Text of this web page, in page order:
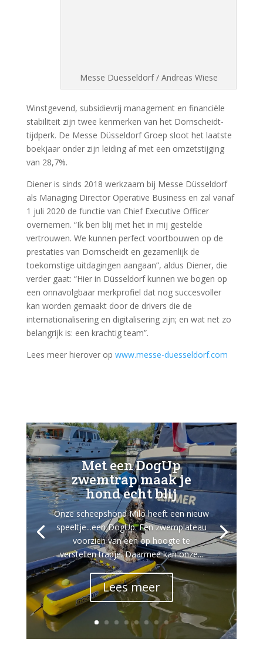
Messe Duesseldorf / Andreas Wiese
Winstgevend, subsidievrij management en financiële
stabiliteit zijn twee kenmerken van het Dornscheidt-
tijdperk. De Messe Düsseldorf Groep sloot het laatste
boekjaar onder zijn leiding af met een omzetstijging
van 28,7%.
Diener is sinds 2018 werkzaam bij Messe Düsseldorf
als Managing Director Operative Business en zal vanaf
1 juli 2020 de functie van Chief Executive Officer
overnemen. “Ik ben blij met het in mij gestelde
vertrouwen. We kunnen perfect voortbouwen op de
prestaties van Dornscheidt en gezamenlijk de
toekomstige uitdagingen aangaan”, aldus Diener, die
verder gaat: “Hier in Düsseldorf kunnen we bogen op
een onnavolgbaar merkprofiel dat nog succesvoller
kan worden gemaakt door de drivers die de
internationalisering en digitalisering zijn; en wat net zo
belangrijk is: een krachtig team”.
Lees meer hierover op www.messe-duesseldorf.com
Met een DogUp
zwemtrap maak je
hond echt blij
Onze scheepshond Milo heeft een nieuw
speeltje...een DogUp. Een zwemplateau
voorzien van een op hoogte te
verstellen trapje. Daarmee kan onze...
Lees meer